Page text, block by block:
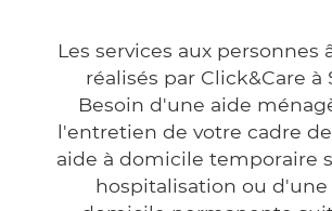
Les services aux personnes
réalisés par Click&Care à
Besoin d'une aide
l'entretien de votre cadre
aide à domicile temporaire
hospitalisation ou d'une